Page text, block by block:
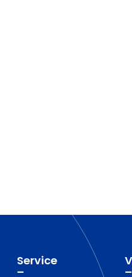
Service
– –